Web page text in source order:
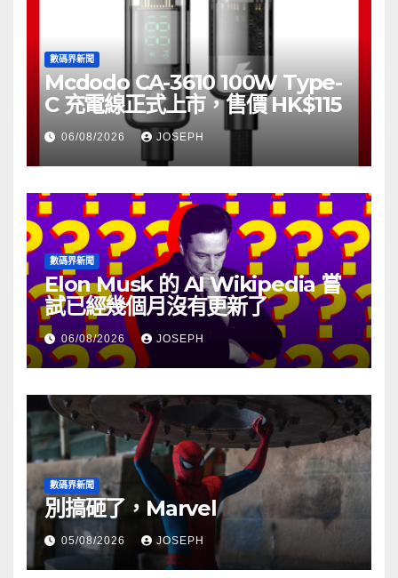
數碼界新聞
Mcdodo CA-3610 100W Type-
C 充電線正式上市，售價 HK$115
06/08/2026 JOSEPH
數碼界新聞
Elon Musk 的 AI Wikipedia 嘗
試已經幾個月沒有更新了
06/08/2026 JOSEPH
數碼界新聞
別搞砸了，Marvel
05/08/2026 JOSEPH